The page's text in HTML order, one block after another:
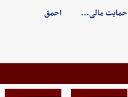
حمایت مالی…
احمق